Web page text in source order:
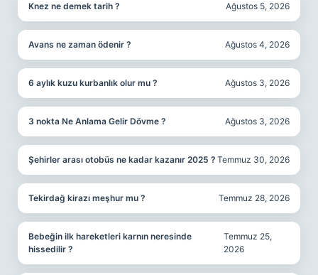
Knez ne demek tarih ? Ağustos 5, 2026
Avans ne zaman ödenir ? Ağustos 4, 2026
6 aylık kuzu kurbanlık olur mu ? Ağustos 3, 2026
3 nokta Ne Anlama Gelir Dövme ? Ağustos 3, 2026
Şehirler arası otobüs ne kadar kazanır 2025 ? Temmuz 30, 2026
Tekirdağ kirazı meşhur mu ? Temmuz 28, 2026
Bebeğin ilk hareketleri karnın neresinde
hissedilir ?
Temmuz 25,
2026